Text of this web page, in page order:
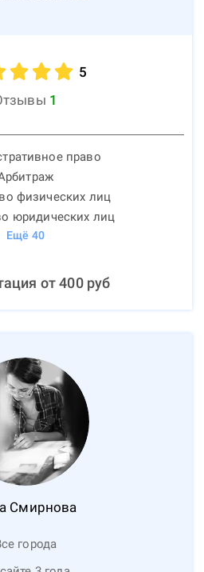
5
1
право
физических лиц
юридических лиц
Ещё 40
от400руб
Смирнова
города